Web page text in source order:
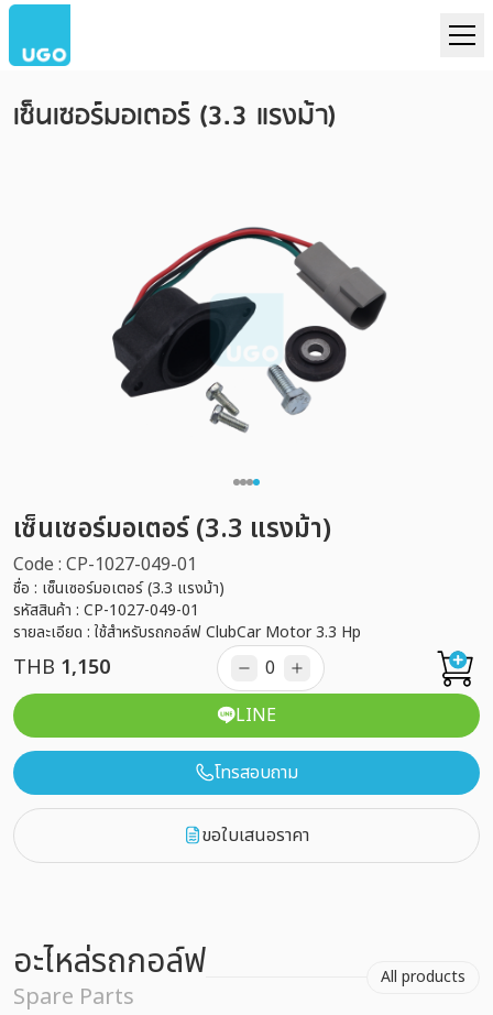
เซ็นเซอร์มอเตอร์ (3.3 แรงม้า)
เซ็นเซอร์มอเตอร์ (3.3 แรงม้า)
Code : CP-1027-049-01
ชื่อ : เซ็นเซอร์มอเตอร์ (3.3 แรงม้า)
รหัสสินค้า : CP-1027-049-01
รายละเอียด : ใช้สำหรับรถกอล์ฟ ClubCar Motor 3.3 Hp
THB 1,150
LINE
โทรสอบถาม
ขอใบเสนอราคา
อะไหล่รถกอล์ฟ
Spare Parts
All products